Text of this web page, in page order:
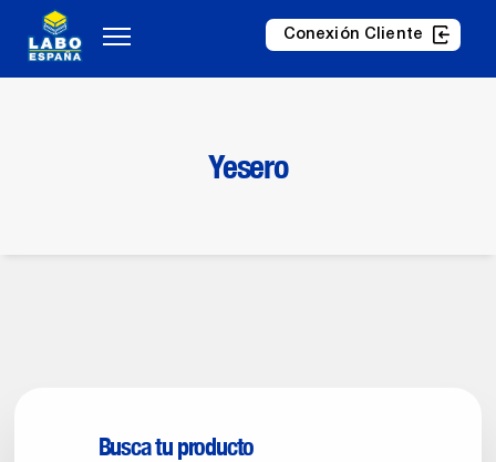
Conexión Cliente
Yesero
Busca tu producto